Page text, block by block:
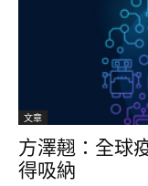
文章
方澤翹：全球
得吸納